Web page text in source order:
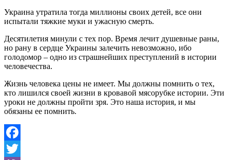
Украина утратила тогда миллионы своих детей, все они
испытали тяжкие муки и ужасную смерть.
Десятилетия минули с тех пор. Время лечит душевные раны,
но рану в сердце Украины залечить невозможно, ибо
голодомор – одно из страшнейших преступлений в истории
человечества.
Жизнь человека цены не имеет. Мы должны помнить о тех,
кто лишился своей жизни в кровавой мясорубке истории. Эти
уроки не должны пройти зря. Это наша история, и мы
обязаны ее помнить.
Facebook